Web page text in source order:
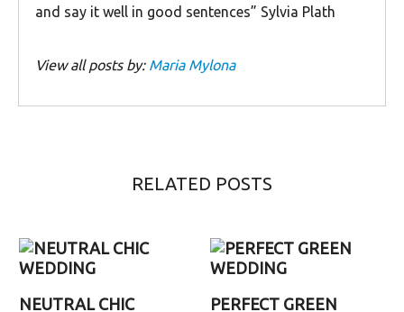
and say it well in good sentences” Sylvia Plath
View all posts by: Maria Mylona
RELATED POSTS
NEUTRAL CHIC
PERFECT GREEN